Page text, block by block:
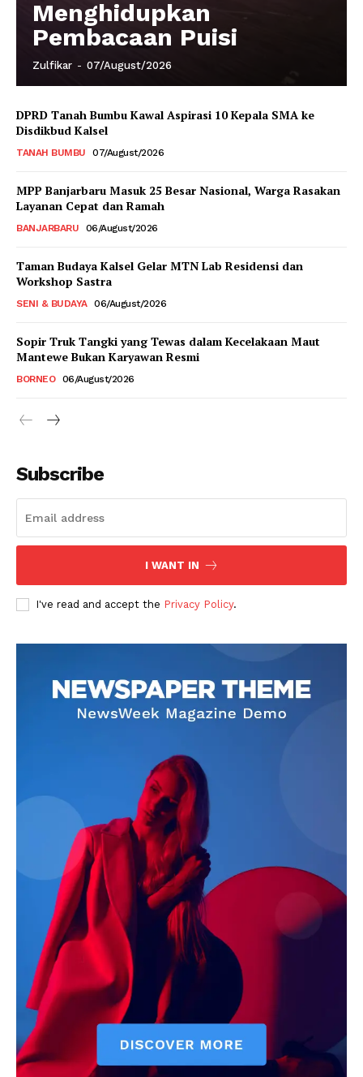
Menghidupkan
Pembacaan Puisi
Zulfikar - 07/August/2026
DPRD Tanah Bumbu Kawal Aspirasi 10 Kepala SMA ke
Disdikbud Kalsel
TANAH BUMBU 07/August/2026
MPP Banjarbaru Masuk 25 Besar Nasional, Warga Rasakan
Layanan Cepat dan Ramah
BANJARBARU 06/August/2026
Taman Budaya Kalsel Gelar MTN Lab Residensi dan
Workshop Sastra
SENI & BUDAYA 06/August/2026
Sopir Truk Tangki yang Tewas dalam Kecelakaan Maut
Mantewe Bukan Karyawan Resmi
BORNEO 06/August/2026
Subscribe
I WANT IN
I've read and accept the Privacy Policy.